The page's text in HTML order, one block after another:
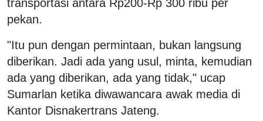
transportasi antara Rp200-Rp 300 ribu per
pekan.
"Itu pun dengan permintaan, bukan langsung
diberikan. Jadi ada yang usul, minta, kemudian
ada yang diberikan, ada yang tidak," ucap
Sumarlan ketika diwawancara awak media di
Kantor Disnakertrans Jateng.